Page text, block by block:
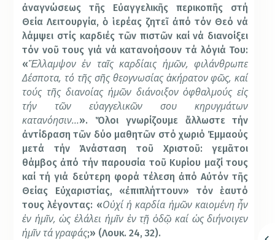
ἀναγνώσεως τῆς Εὐαγγελικῆς περικοπῆς στή
Θεία Λειτουργία, ὁ ἱερέας ζητεῖ ἀπό τόν Θεό νά
λάμψει στίς καρδιές τῶν πιστῶν καί νά διανοίξει
τόν νοῦ τους γιά νά κατανοήσουν τά λόγιά Του:
«Ἔλλαμψον ἐν ταῖς καρδίαις ἡμῶν, φιλάνθρωπε
Δέσποτα, τό τῆς σῆς θεογνωσίας ἀκήρατον φῶς, καί
τούς τῆς διανοίας ἡμῶν διάνοιξον ὀφθαλμούς εἰς
τήν τῶν εὐαγγελικῶν σου κηρυγμάτων
κατανόησιν…». Ὅλοι γνωρίζουμε ἄλλωστε τήν
ἀντίδραση τῶν δύο μαθητῶν στό χωριό Ἐμμαούς
μετά τήν Ἀνάσταση τοῦ Χριστοῦ: γεμᾶτοι
θάμβος ἀπό τήν παρουσία τοῦ Κυρίου μαζί τους
καί τή γιά δεύτερη φορά τέλεση ἀπό Αὐτόν τῆς
Θείας Εὐχαριστίας, «ἐπιπλήττουν» τόν ἑαυτό
τους λέγοντας: «Οὐχί ἡ καρδία ἡμῶν καιομένη ἦν
ἐν ἡμῖν, ὡς ἐλάλει ἡμῖν ἐν τῇ ὁδῷ καί ὡς διήνοιγεν
ἡμῖν τά γραφάς;» (Λουκ. 24, 32).